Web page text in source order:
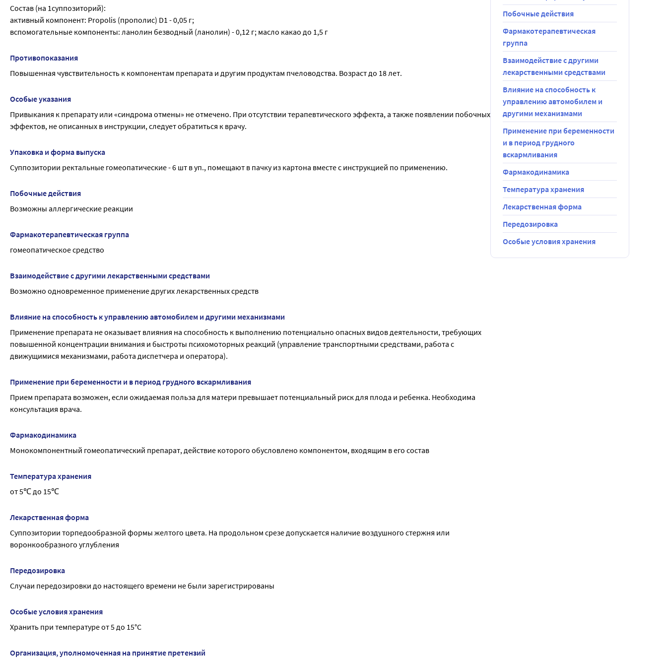
Состав (на 1суппозиторий):
активный компонент: Propolis (прополис) D1 - 0,05 г;
вспомогательные компоненты: ланолин безводный (ланолин) - 0,12 г; масло какао до 1,5 г
Противопоказания
Повышенная чувствительность к компонентам препарата и другим продуктам пчеловодства. Возраст до 18 лет.
Особые указания
Привыкания к препарату или «синдрома отмены» не отмечено. При отсутствии терапевтического эффекта, а также появлении побочных
эффектов, не описанных в инструкции, следует обратиться к врачу.
Упаковка и форма выпуска
Суппозитории ректальные гомеопатические - 6 шт в уп., помещают в пачку из картона вместе с инструкцией по применению.
Побочные действия
Возможны аллергические реакции
Фармакотерапевтическая группа
гомеопатическое средство
Взаимодействие с другими лекарственными средствами
Возможно одновременное применение других лекарственных средств
Влияние на способность к управлению автомобилем и другими механизмами
Применение препарата не оказывает влияния на способность к выполнению потенциально опасных видов деятельности, требующих
повышенной концентрации внимания и быстроты психомоторных реакций (управление транспортными средствами, работа с
движущимися механизмами, работа диспетчера и оператора).
Применение при беременности и в период грудного вскармливания
Прием препарата возможен, если ожидаемая польза для матери превышает потенциальный риск для плода и ребенка. Необходима
консультация врача.
Фармакодинамика
Монокомпонентный гомеопатический препарат, действие которого обусловлено компонентом, входящим в его состав
Температура хранения
от 5℃ до 15℃
Лекарственная форма
Суппозитории торпедообразной формы желтого цвета. На продольном срезе допускается наличие воздушного стержня или
воронкообразного углубления
Передозировка
Случаи передозировки до настоящего времени не были зарегистрированы
Особые условия хранения
Хранить при температуре от 5 до 15°С
Побочные действия
Фармакотерапевтическая
группа
Взаимодействие с другими
лекарственными средствами
Влияние на способность к
управлению автомобилем и
другими механизмами
Применение при беременности
и в период грудного
вскармливания
Фармакодинамика
Температура хранения
Лекарственная форма
Передозировка
Особые условия хранения
Организация, уполномоченная на принятие претензий